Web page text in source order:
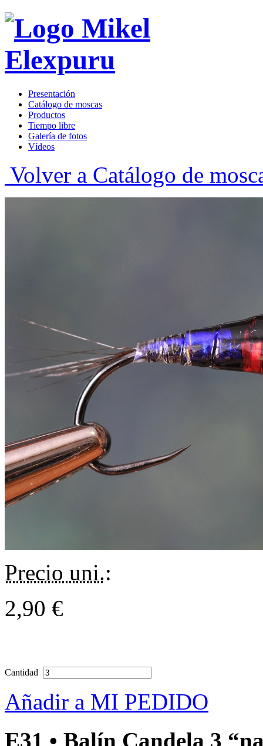
Presentación
Catálogo de moscas
Productos
Tiempo libre
Galería de fotos
Vídeos
Volver a Catálogo de
Precio uni.:
2,90 €
Cantidad
Añadir a MI PEDIDO
E31 • Balín Candela 3